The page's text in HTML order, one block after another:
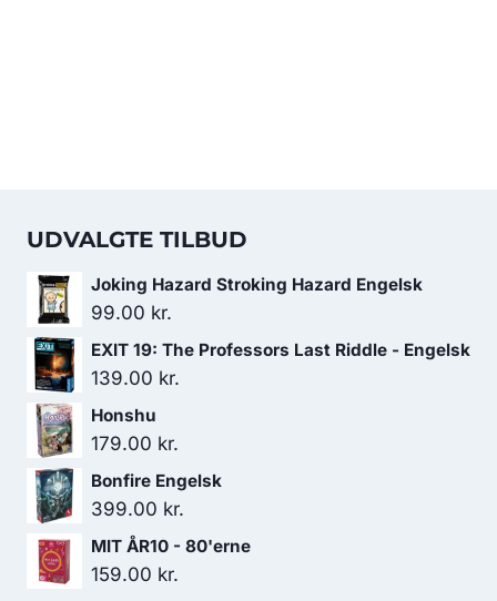
UDVALGTE TILBUD
Joking Hazard Stroking Hazard Engelsk
99.00 kr.
EXIT 19: The Professors Last Riddle - Engelsk
139.00 kr.
Honshu
179.00 kr.
Bonfire Engelsk
399.00 kr.
MIT ÅR10 - 80'erne
159.00 kr.